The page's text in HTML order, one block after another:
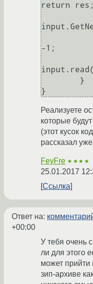
return res;
-1;
Реализуете
которые
(этот кусок
рассказал
FeyFre ★★★★
25.01.2017
Ссылка
Ответ на:
+00:00
У тебя очень
ли для этого
может прийти
зип-архиве